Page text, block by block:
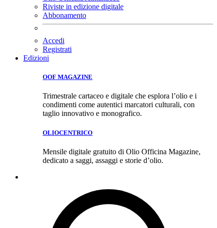
Riviste in edizione digitale
Abbonamento
Accedi
Registrati
Edizioni
OOF MAGAZINE
Trimestrale cartaceo e digitale che esplora l’olio e i
condimenti come autentici marcatori culturali, con
taglio innovativo e monografico.
OLIOCENTRICO
Mensile digitale gratuito di Olio Officina Magazine,
dedicato a saggi, assaggi e storie d’olio.